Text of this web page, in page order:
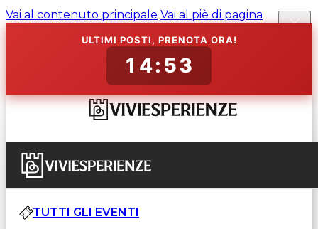
Vai al contenuto principale Vai al piè di pagina
ULTIMI POSTI, PRENOTA ORA!
14:52
TUTTI GLI EVENTI